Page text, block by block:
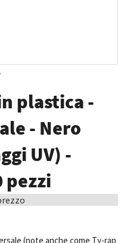
plastica -
- Nero
UV) -
pezzi
(note anche come Ty-rap